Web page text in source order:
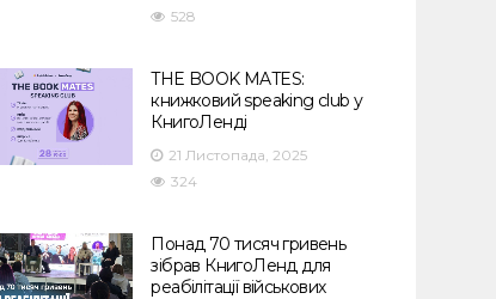
528
THE BOOK MATES:
книжковий speaking club у
КнигоЛенді
21 Листопада, 2025
324
Понад 70 тисяч гривень
зібрав КнигоЛенд для
реабілітації військових